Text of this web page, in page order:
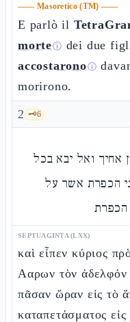
—— Masoretico (TM) ——
E parlò il
morteⓘ dei due
accostaronoⓘ
morirono.
2 🗝️6
אחיך ואל יבא בכל
הכפרת אשר על
הכפרת
SEPTUAGINTA (LXX)
καὶ εἶπεν κύριος
Ααρων τὸν
πᾶσαν ὥραν εἰς τὸ
καταπετάσματος